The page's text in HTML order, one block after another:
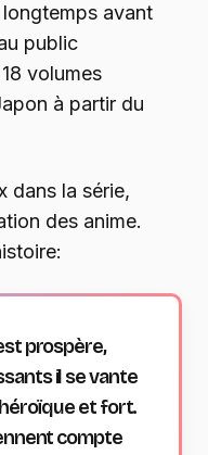
avant
public
volumes
à partir du
dans la série,
des anime.
prospère,
il se vante
et fort.
compte